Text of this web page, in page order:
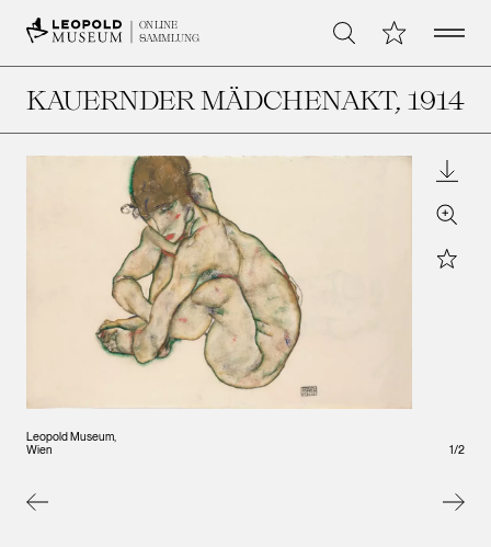
ONLINE
SAMMLUNG
Suche Meine Open
KAUERNDER MÄDCHENAKT, 1914
Leopold Museum,
Wien
Zoom
Star
1/2